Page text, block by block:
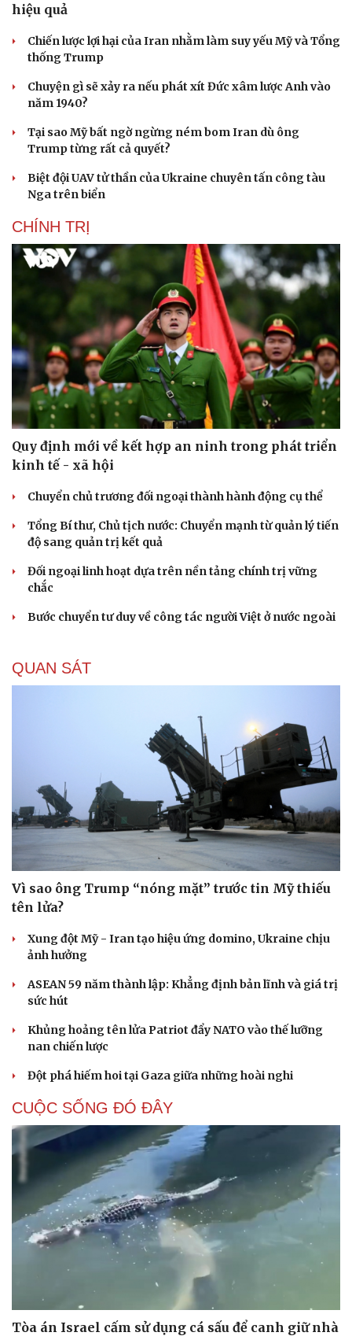
Cải chính
hiệu quả
Chiến lược lợi hại của Iran nhằm làm suy yếu Mỹ và Tổng
thống Trump
Chuyện gì sẽ xảy ra nếu phát xít Đức xâm lược Anh vào
năm 1940?
Tại sao Mỹ bất ngờ ngừng ném bom Iran dù ông
Trump từng rất cả quyết?
Biệt đội UAV tử thần của Ukraine chuyên tấn công tàu
Nga trên biển
CHÍNH TRỊ
Quy định mới về kết hợp an ninh trong phát triển
kinh tế - xã hội
Chuyển chủ trương đối ngoại thành hành động cụ thể
Tổng Bí thư, Chủ tịch nước: Chuyển mạnh từ quản lý tiến
độ sang quản trị kết quả
Đối ngoại linh hoạt dựa trên nền tảng chính trị vững
chắc
Bước chuyển tư duy về công tác người Việt ở nước ngoài
QUAN SÁT
Vì sao ông Trump “nóng mặt” trước tin Mỹ thiếu
tên lửa?
Xung đột Mỹ - Iran tạo hiệu ứng domino, Ukraine chịu
ảnh hưởng
ASEAN 59 năm thành lập: Khẳng định bản lĩnh và giá trị
sức hút
Khủng hoảng tên lửa Patriot đẩy NATO vào thế lưỡng
nan chiến lược
Đột phá hiếm hoi tại Gaza giữa những hoài nghi
CUỘC SỐNG ĐÓ ĐÂY
Tòa án Israel cấm sử dụng cá sấu để canh giữ nhà